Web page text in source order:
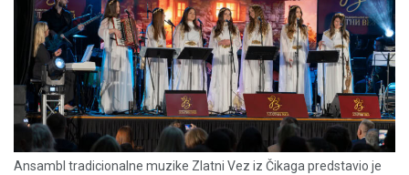
Ansambl tradicionalne muzike Zlatni Vez iz Čikaga predstavio je